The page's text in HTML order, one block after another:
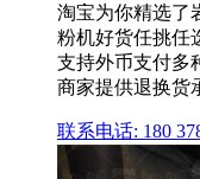
淘宝为你精选了
粉机好货任挑任
支持外币支付多
商家提供退换货
联系电话: 180